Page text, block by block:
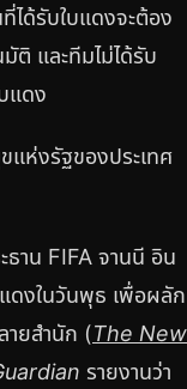
ได้รับใบแดงจะต้อง
ติ และทีมไม่ได้รับ
แดง
แห่งรัฐของประเทศ
ธาน FIFA จานนี อิน
ดงในวันพุธ เพื่อผลัก
ายสำนัก (The New
รายงานว่า